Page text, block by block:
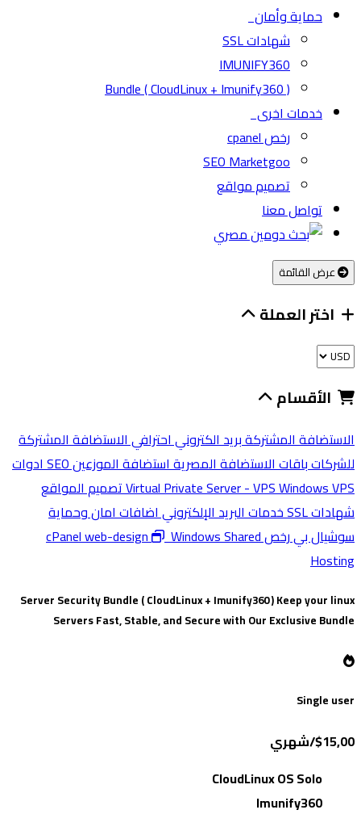
حماية وأمان
شهادات SSL
IMUNIFY360
( CloudLinux + Imunify360 ) Bundle
خدمات اخرى
رخص cpanel
SEO Marketgoo
تصميم مواقع
تواصل معنا
اختر العملة
الأقسام
الاستضافة المشتركةبريد الكتروني احترافيالاستضافة المشتركة
للشركاتباقات الاستضافة المصريةاستضافة الموزعينSEO ادوات
Virtual Private Server - VPSWindows VPS
تصميم المواقع
شهادات SSL
خدمات البريد الإلكترونياضافات امان وحماية
سوشيال بيرخص cPanel web-design Windows Shared
Hosting
Server Security Bundle ( CloudLinux + Imunify360 )Keep your linux
Servers Fast, Stable, and Secure with Our Exclusive Bundle
Single user
$15,00/شهري
CloudLinux OS Solo
Imunify360